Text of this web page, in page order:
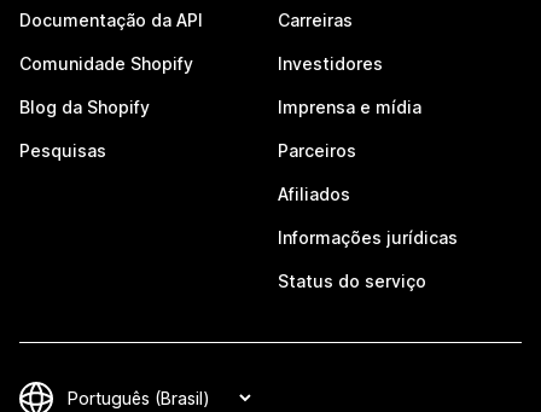
Documentação da API
Comunidade Shopify
Blog da Shopify
Pesquisas
Carreiras
Investidores
Imprensa e mídia
Parceiros
Afiliados
Informações jurídicas
Status do serviço